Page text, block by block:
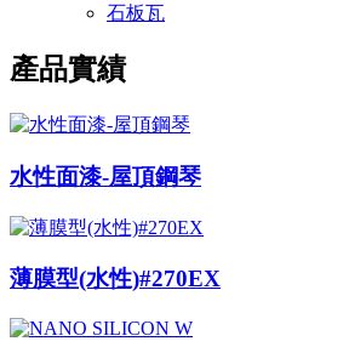
石板瓦
產品實績
水性面漆-屋頂鋼琴
薄膜型(水性)#270EX